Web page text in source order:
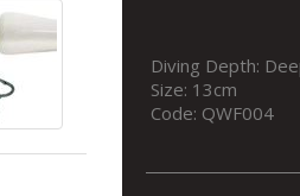
Diving Depth:
Size: 13cm
Code: QWF004